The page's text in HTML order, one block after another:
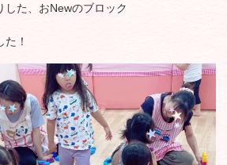
た、おNewのブロック
！